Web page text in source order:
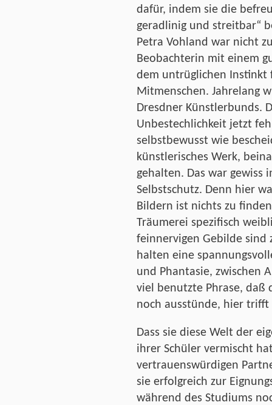
dafür, indem sie die
geradlinig und streitbar“
Petra Vohland war nicht
Beobachterin mit einem
dem untrüglichen
Mitmenschen. Jahrelang
Dresdner Künstlerbunds.
Unbestechlichkeit jetzt
selbstbewusst wie
künstlerisches Werk,
gehalten. Das war gewiss
Selbstschutz. Denn hier
Bildern ist nichts zu
Träumerei spezifisch
feinnervigen Gebilde sind
halten eine
und Phantasie, zwischen
viel benutzte Phrase, daß
noch ausstünde, hier
Dass sie diese Welt der
ihrer Schüler vermischt
vertrauenswürdigen
sie erfolgreich zur
während des Studiums